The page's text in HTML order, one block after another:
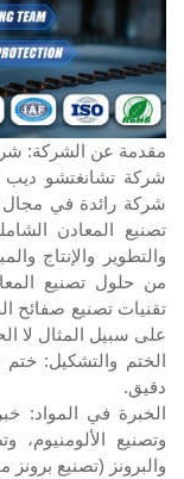
مقدمة عن الشركة:
شركة تشانغتشو ديب
شركة رائدة في
تصنيع المعادن
والتطوير والإنتاج
من حلول تصنيع
تقنيات تصنيع صفائح
على سبيل المثال لا
الختم والتشكيل:
دقيق.
الخبرة في المواد:
وتصنيع الألومنيوم،
والبرونز (تصنيع